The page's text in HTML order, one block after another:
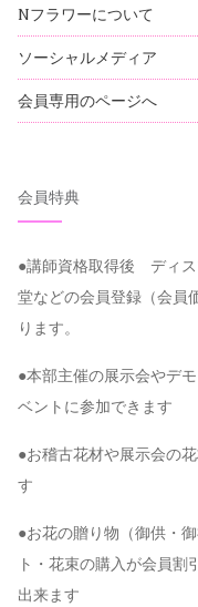
Nフラワーについて
ソーシャルメディア
会員専用のページへ
会員特典
●講師資格取得後 ディ
堂などの会員登録（会員
ります。
●本部主催の展示会やデ
ベントに参加できます
●お稽古花材や展示会の
す
●お花の贈り物（御供・
ト・花束の購入が会員
出来ます